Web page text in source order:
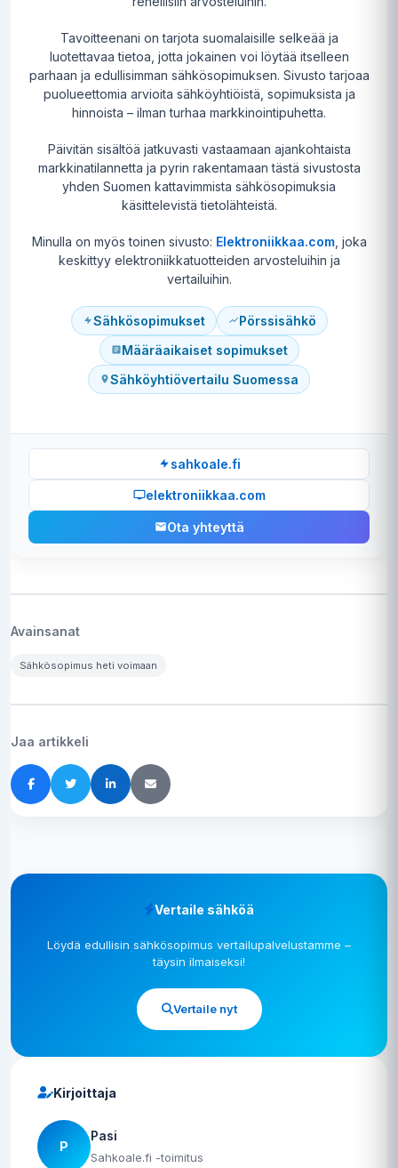
Tavoitteenani on tarjota suomalaisille selkeää ja
luotettavaa tietoa, jotta jokainen voi löytää itselleen
parhaan ja edullisimman sähkösopimuksen. Sivusto tarjoaa
puolueettomia arvioita sähköyhtiöistä, sopimuksista ja
hinnoista – ilman turhaa markkinointipuhetta.
Päivitän sisältöä jatkuvasti vastaamaan ajankohtaista
markkinatilannetta ja pyrin rakentamaan tästä sivustosta
yhden Suomen kattavimmista sähkösopimuksia
käsittelevistä tietolähteistä.
Minulla on myös toinen sivusto: Elektroniikkaa.com, joka
keskittyy elektroniikkatuotteiden arvosteluihin ja
vertailuihin.
Sähkösopimukset
Pörssisähkö
Määräaikaiset sopimukset
Sähköyhtiövertailu Suomessa
sahkoale.fi
elektroniikkaa.com
Ota yhteyttä
Avainsanat
Sähkösopimus heti voimaan
Jaa artikkeli
Vertaile sähköä
Löydä edullisin sähkösopimus vertailupalvelustamme –
täysin ilmaiseksi!
Vertaile nyt
Kirjoittaja
P
Pasi
Sahkoale.fi -toimitus